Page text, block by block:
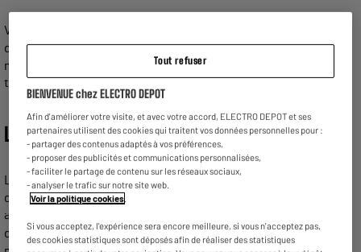
Vous souhaitez bien nettoyer votre four ? Découvrez les
différents modes de nettoyages des fours électriques
multifonctions. Grâce à eux, vous éviterez d’accorder trop de
temps à l’entretien de votre électroménager.
Le nettoyage par pyrolyse
Le four pyrolyse est un véritable as du nettoyage. Il dispose
d’un mode pyrolyse, un programme d’entretien du four
automatique. Le four chauffe à très haute température, afin
d’éliminer les graisses et résidus contenus sur les parois. Ce
Tout refuser
BIENVENUE chez ELECTRO DEPOT
Afin d'améliorer votre visite, et avec votre accord, ELECTRO DEPOT et ses
partenaires utilisent des cookies qui traitent vos données personnelles pour :
- partager des contenus adaptés à vos préférences,
- proposer des publicités et communications personnalisées,
- faciliter le partage de contenu sur les réseaux sociaux,
- analyser le trafic sur notre site web.
Voir la politique cookies.
Si vous acceptez, l'expérience sera encore meilleure, si vous n'acceptez pas,
des cookies statistiques sont déposés afin de réaliser des statistiques